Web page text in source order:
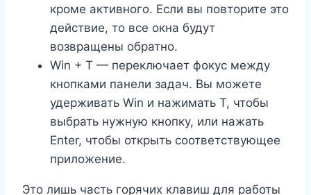
кроме активного. Если вы повторите это
действие, то все окна будут
возвращены обратно.
Win + T — переключает фокус между
кнопками панели задач. Вы можете
удерживать Win и нажимать T, чтобы
выбрать нужную кнопку, или нажать
Enter, чтобы открыть соответствующее
приложение.
Это лишь часть горячих клавиш для работы